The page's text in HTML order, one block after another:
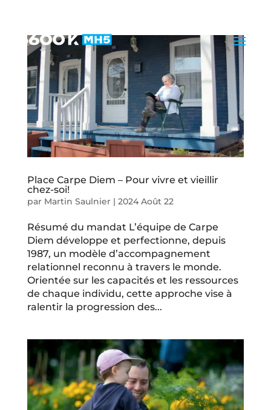
Place Carpe Diem – Pour vivre et vieillir
chez-soi!
par Martin Saulnier| 2024 Août 22
Résumé du mandat L’équipe de Carpe
Diem développe et perfectionne, depuis
1987, un modèle d’accompagnement
relationnel reconnu à travers le monde.
Orientée sur les capacités et les ressources
de chaque individu, cette approche vise à
ralentir la progression des...